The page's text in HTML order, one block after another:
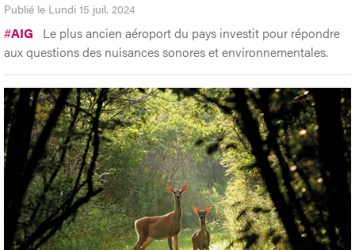
Publié le Lundi 15 juil. 2024
#AIG
Le plus ancien aéroport du pays investit pour répondre
aux questions des nuisances sonores et environnementales.